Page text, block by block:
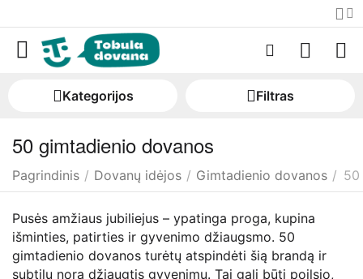
Kategorijos Filtras
50 gimtadienio dovanos
Pagrindinis / Dovanų idėjos / Gimtadienio dovanos / 50
Pusės amžiaus jubiliejus – ypatinga proga, kupina
išminties, patirties ir gyvenimo džiaugsmo. 50
gimtadienio dovanos turėtų atspindėti šią brandą ir
subtilų norą džiaugtis gyvenimu. Tai gali būti poilsio,